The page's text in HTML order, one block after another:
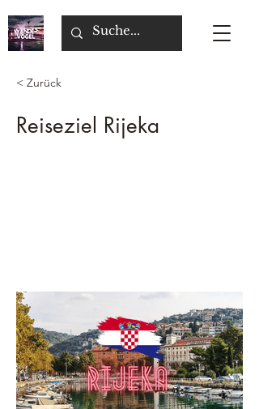
< Zurück
Reiseziel Rijeka